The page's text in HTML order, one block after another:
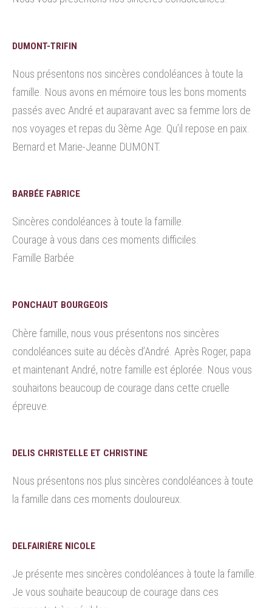
DUMONT-TRIFIN
Nous présentons nos sincères condoléances à toute la
famille. Nous avons en mémoire tous les bons moments
passés avec André et auparavant avec sa femme lors de
nos voyages et repas du 3ème Age. Qu’il repose en paix.
Bernard et Marie-Jeanne DUMONT.
BARBÉE FABRICE
Sincères condoléances à toute la famille.
Courage à vous dans ces moments difficiles.
Famille Barbée
PONCHAUT BOURGEOIS
Chère famille, nous vous présentons nos sincères
condoléances suite au décès d’André. Après Roger, papa
et maintenant André, notre famille est éplorée. Nous vous
souhaitons beaucoup de courage dans cette cruelle
épreuve.
DELIS CHRISTELLE ET CHRISTINE
Nous présentons nos plus sincères condoléances à toute
la famille dans ces moments douloureux.
DELFAIRIÈRE NICOLE
Je présente mes sincères condoléances à toute la famille.
Je vous souhaite beaucoup de courage dans ces